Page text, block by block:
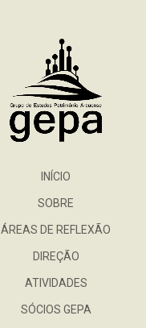
INÍCIO
SOBRE
ÁREAS DE REFLEXÃO
DIREÇÃO
ATIVIDADES
SÓCIOS GEPA